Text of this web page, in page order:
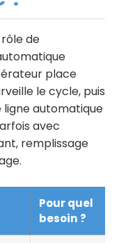
de
place
le cycle, puis
ligne automatique
avec
remplissage
Pour quel
besoin ?